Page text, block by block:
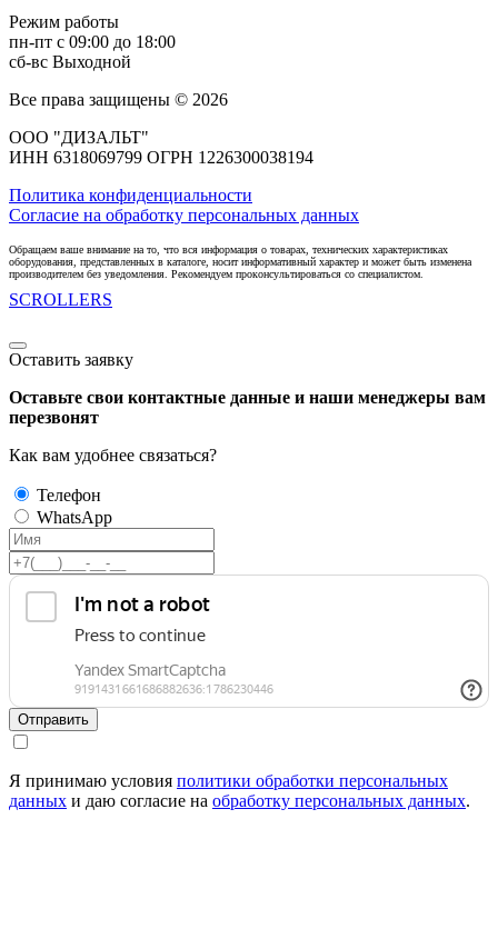
Режим работы
пн-пт с 09:00 до 18:00
сб-вс Выходной
Все права защищены © 2026
ООО "ДИЗАЛЬТ"
ИНН 6318069799 ОГРН 1226300038194
Политика конфиденциальности
Согласие на обработку персональных данных
Обращаем ваше внимание на то, что вся информация о товарах, технических характеристиках
оборудования, представленных в каталоге, носит информативный характер и может быть изменена
производителем без уведомления. Рекомендуем проконсультироваться со специалистом.
SCROLLERS
Оставить заявку
Оставьте свои контактные данные и наши менеджеры вам
перезвонят
Как вам удобнее связаться?
Телефон
WhatsApp
Отправить
Я принимаю условия политики обработки персональных
данных и даю согласие на обработку персональных данных.